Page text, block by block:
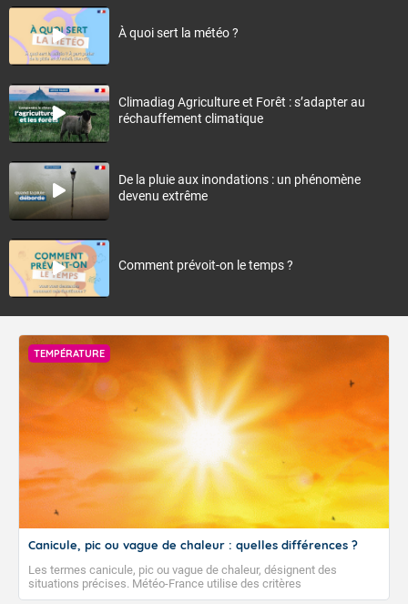
À quoi sert la météo ?
Climadiag Agriculture et Forêt : s’adapter au
réchauffement climatique
De la pluie aux inondations : un phénomène
devenu extrême
Comment prévoit-on le temps ?
TEMPÉRATURE
Canicule, pic ou vague de chaleur : quelles différences ?
Les termes canicule, pic ou vague de chaleur, désignent des
situations précises. Météo-France utilise des critères
climatologiques pour évaluer et qualifier les épisodes de chaleur qui